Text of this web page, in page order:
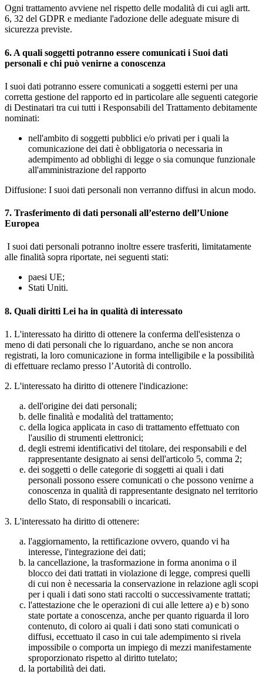
Ogni trattamento avviene nel rispetto delle modalità di cui agli artt.
6, 32 del GDPR e mediante l'adozione delle adeguate misure di
sicurezza previste.
6. A quali soggetti potranno essere comunicati i Suoi dati
personali e chi può venirne a conoscenza
I suoi dati potranno essere comunicati a soggetti esterni per una
corretta gestione del rapporto ed in particolare alle seguenti categorie
di Destinatari tra cui tutti i Responsabili del Trattamento debitamente
nominati:
nell'ambito di soggetti pubblici e/o privati per i quali la
comunicazione dei dati è obbligatoria o necessaria in
adempimento ad obblighi di legge o sia comunque funzionale
all'amministrazione del rapporto
Diffusione: I suoi dati personali non verranno diffusi in alcun modo.
7. Trasferimento di dati personali all’esterno dell’Unione
Europea
I suoi dati personali potranno inoltre essere trasferiti, limitatamente
alle finalità sopra riportate, nei seguenti stati:
paesi UE;
Stati Uniti.
8. Quali diritti Lei ha in qualità di interessato
1. L'interessato ha diritto di ottenere la conferma dell'esistenza o
meno di dati personali che lo riguardano, anche se non ancora
registrati, la loro comunicazione in forma intelligibile e la possibilità
di effettuare reclamo presso l’Autorità di controllo.
2. L'interessato ha diritto di ottenere l'indicazione:
dell'origine dei dati personali;
delle finalità e modalità del trattamento;
della logica applicata in caso di trattamento effettuato con
l'ausilio di strumenti elettronici;
degli estremi identificativi del titolare, dei responsabili e del
rappresentante designato ai sensi dell'articolo 5, comma 2;
dei soggetti o delle categorie di soggetti ai quali i dati
personali possono essere comunicati o che possono venirne a
conoscenza in qualità di rappresentante designato nel territorio
dello Stato, di responsabili o incaricati.
3. L'interessato ha diritto di ottenere:
l'aggiornamento, la rettificazione ovvero, quando vi ha
interesse, l'integrazione dei dati;
la cancellazione, la trasformazione in forma anonima o il
blocco dei dati trattati in violazione di legge, compresi quelli
di cui non è necessaria la conservazione in relazione agli scopi
per i quali i dati sono stati raccolti o successivamente trattati;
l'attestazione che le operazioni di cui alle lettere a) e b) sono
state portate a conoscenza, anche per quanto riguarda il loro
contenuto, di coloro ai quali i dati sono stati comunicati o
diffusi, eccettuato il caso in cui tale adempimento si rivela
impossibile o comporta un impiego di mezzi manifestamente
sproporzionato rispetto al diritto tutelato;
la portabilità dei dati.